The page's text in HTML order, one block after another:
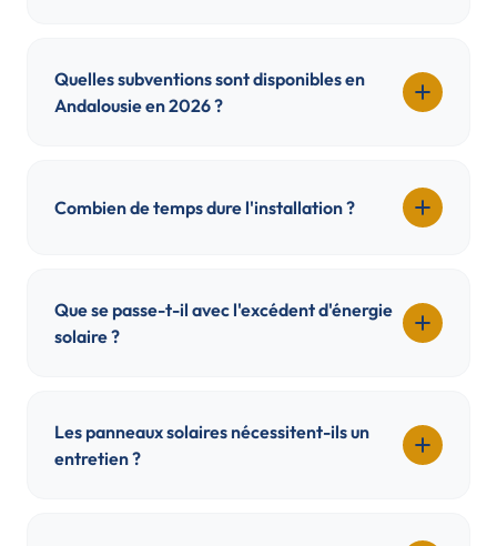
Quelles subventions sont disponibles en
Andalousie en 2026 ?
Combien de temps dure l'installation ?
Que se passe-t-il avec l'excédent d'énergie
solaire ?
Les panneaux solaires nécessitent-ils un
entretien ?